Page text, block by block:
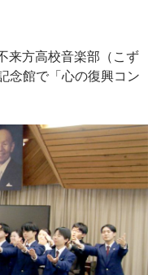
来方高校音楽部（こず
念館で「心の復興コン